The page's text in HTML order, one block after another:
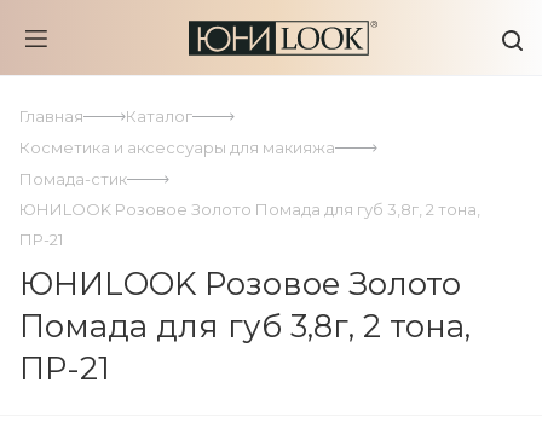
Главная
Каталог
Косметика и аксессуары для макияжа
Помада-стик
ЮНИLOOK Розовое Золото Помада для губ 3,8г, 2 тона,
ПР-21
ЮНИLOOK Розовое Золото
Помада для губ 3,8г, 2 тона,
ПР-21